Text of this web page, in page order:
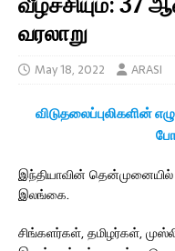
வரலாறு
May 18, 2022 ARASI
விடுதலைப்புலிகளின்
இந்தியாவின் தென்முனையில்
இலங்கை.
சிங்களர்கள், தமிழர்கள்,